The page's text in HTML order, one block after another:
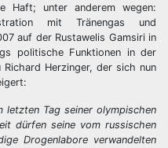
Haft; unter anderem wegen:
mit Tränengas und
auf der Rustawelis Gamsiri in
politische Funktionen in der
Herzinger, der sich nun
letzten Tag seiner olympischen
dürfen seine vom russischen
Drogenlabore verwandelten